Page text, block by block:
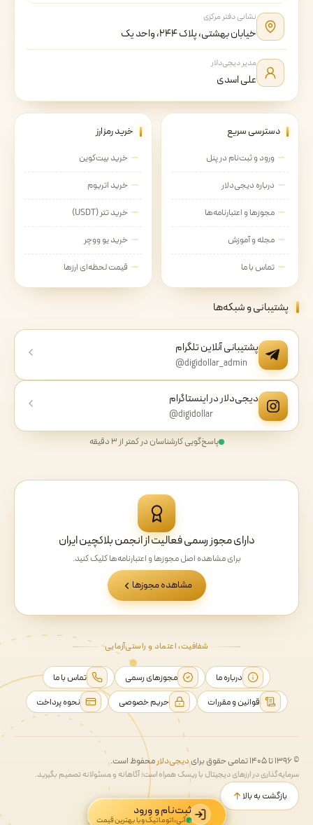
نشانی دفتر مرکزی
خیابان بهشتی، پلاک ۲۴۴، واحد یک
مدیر دیجی‌دلار
علی اسدی
دسترسی سریع
ورود و ثبت‌نام در پنل
درباره دیجی‌دلار
مجوزها و اعتبارنامه‌ها
مجله و آموزش
تماس با ما
خرید رمزارز
خرید بیت‌کوین
خرید اتریوم
خرید تتر (USDT)
خرید یو ووچر
قیمت لحظه‌ای ارزها
پشتیبانی و شبکه‌ها
پشتیبانی آنلاین تلگرام
@digidollar_admin
دیجی‌دلار در اینستاگرام
@digidollar
پاسخ‌گویی کارشناسان در کمتر از ۳ دقیقه
دارای مجوز رسمی فعالیت از انجمن بلاکچین ایران
برای مشاهده اصل مجوزها و اعتبارنامه‌ها کلیک کنید.
مشاهده مجوزها
شفافیت، اعتماد و راستی‌آزمایی
درباره ما مجوزهای رسمی
تماس با ما
قوانین و مقررات
حریم خصوصی نحوه پرداخت
© ۱۳۹۶ تا ۱۴۰۵ تمامی حقوق برای دیجی‌دلارمحفوظ است.
سرمایه‌گذاری در ارزهای دیجیتال با ریسک همراه است؛ آگاهانه و مسئولانه تصمیم بگیرید.
بازگشت به بالا
ثبت‌نام و ورود
آنی، اتوماتیک و با بهترین قیمت